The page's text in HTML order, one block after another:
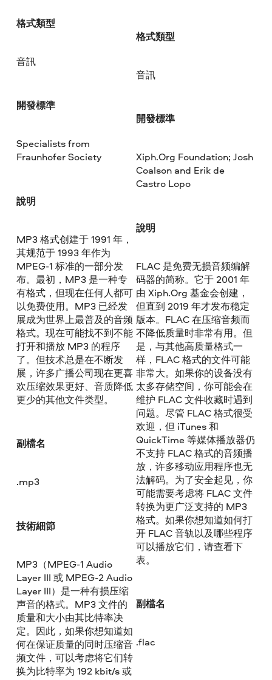
格式類型
音訊
開發標準
Specialists from
Fraunhofer Society
說明
MP3 格式创建于 1991 年，
其规范于 1993 年作为
MPEG-1 标准的一部分发
布。最初，MP3 是一种专
有格式，但现在任何人都可
以免费使用。MP3 已经发
展成为世界上最普及的音频
格式。现在可能找不到不能
打开和播放 MP3 的程序
了。但技术总是在不断发
展，许多广播公司现在更喜
欢压缩效果更好、音质降低
更少的其他文件类型。
副檔名
.mp3
技術細節
MP3（MPEG-1 Audio
Layer III 或 MPEG-2 Audio
Layer III）是一种有损压缩
声音的格式。MP3 文件的
质量和大小由其比特率决
定。因此，如果你想知道如
何在保证质量的同时压缩音
频文件，可以考虑将它们转
换为比特率为 192 kbit/s 或
格式類型
音訊
開發標準
Xiph.Org Foundation; Josh
Coalson and Erik de
Castro Lopo
說明
FLAC 是免费无损音频编解
码器的简称。它于 2001 年
由 Xiph.Org 基金会创建，
但直到 2019 年才发布稳定
版本。FLAC 在压缩音频而
不降低质量时非常有用。但
是，与其他高质量格式一
样，FLAC 格式的文件可能
非常大。如果你的设备没有
太多存储空间，你可能会在
维护 FLAC 文件收藏时遇到
问题。尽管 FLAC 格式很受
欢迎，但 iTunes 和
QuickTime 等媒体播放器仍
不支持 FLAC 格式的音频播
放，许多移动应用程序也无
法解码。为了安全起见，你
可能需要考虑将 FLAC 文件
转换为更广泛支持的 MP3
格式。如果你想知道如何打
开 FLAC 音轨以及哪些程序
可以播放它们，请查看下
表。
副檔名
.flac